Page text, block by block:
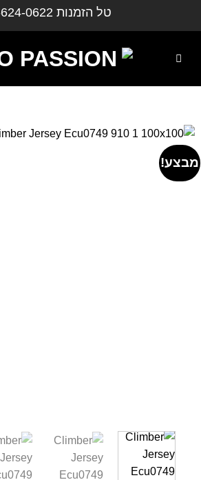
טל הזמנות 0622
מבצע!